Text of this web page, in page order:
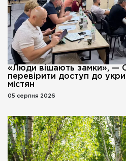
«Люди вішають замки», —
перевірити доступ до
містян
05 серпня 2026